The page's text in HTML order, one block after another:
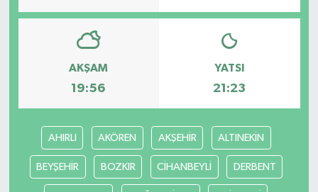
AKŞAM
19:56
YATSI
21:23
AHIRLI AKÖREN AKŞEHİR ALTINEKİN
BEYŞEHİR BOZKIR CİHANBEYLİ DERBENT